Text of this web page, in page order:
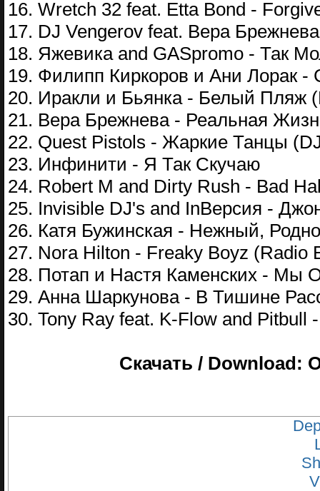
16. Wretch 32 feat. Etta Bond -
17. DJ Vengerov feat. Вера
18. Яжевика and GASpromo - Так
19. Филипп Киркоров и Ани Лорак
20. Иракли и Бьянка - Белый Пляж
21. Вера Брежнева - Реальная
22. Quest Pistols - Жаркие Танцы
23. Инфинити - Я Так Скучаю
24. Robert M and Dirty Rush - Bad
25. Invisible DJ's and InВерсия -
26. Катя Бужинская - Нежный,
27. Nora Hilton - Freaky Boyz (Radio
28. Потап и Настя Каменских - Мы
29. Анна Шаркунова - В Тишине
30. Tony Ray feat. K-Flow and Pitbull
Скачать / Download: